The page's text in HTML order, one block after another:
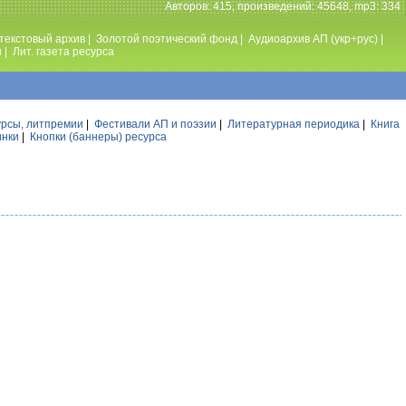
Авторов: 415, произведений: 45648, mp3: 334
архив Золотой поэтический фонд Аудиоархив АП (укр+рус)
Лит. газета ресурса
литпремии Фестивали АП и поэзии Литературная периодика
Книга
Кнопки (баннеры) ресурса